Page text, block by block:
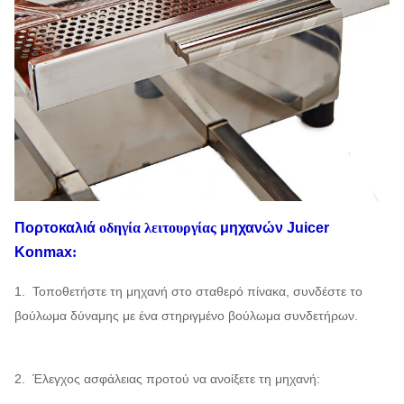
Πορτοκαλιά οδηγία λειτουργίας μηχανών Juicer
Konmax:
1. Τοποθετήστε τη μηχανή στο σταθερό πίνακα, συνδέστε το
βούλωμα δύναμης με ένα στηριγμένο βούλωμα συνδετήρων.
2. Έλεγχος ασφάλειας προτού να ανοίξετε τη μηχανή: